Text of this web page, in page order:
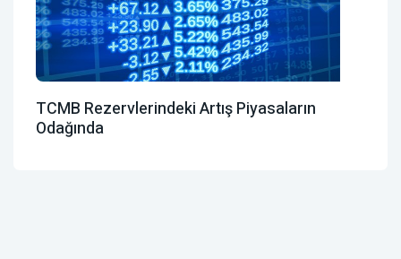
TCMB Rezervlerindeki Artış Piyasaların
Odağında